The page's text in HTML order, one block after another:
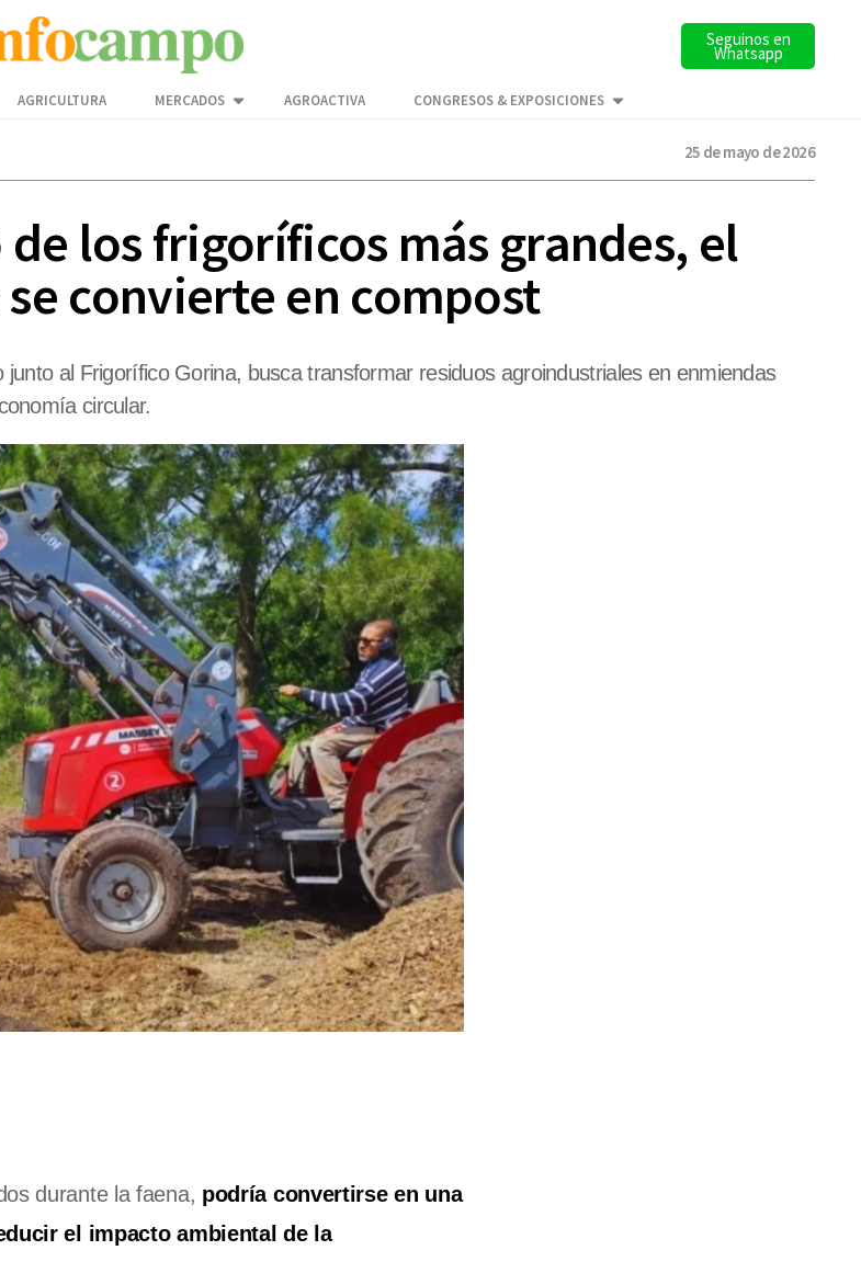
Seguinos en
Whatsapp
AGRICULTURA MERCADOS AGROACTIVA CONGRESOS & EXPOSICIONES
25 de mayo de 2026
los frigoríficos más grandes, el
convierte en compost
al Frigorífico Gorina, busca transformar residuos agroindustriales en enmiendas
circular.
durante la faena, podría convertirse en una
el impacto ambiental de la